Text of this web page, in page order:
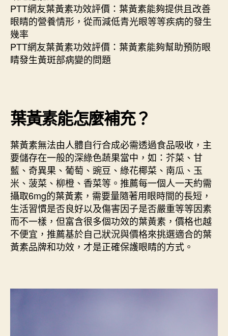
PTT網友葉黃素功效評價：葉黃素能夠提供且改善
眼睛的營養情形，從而減低青光眼等等疾病的發生
幾率
PTT網友葉黃素功效評價：葉黃素能夠幫助預防眼
睛發生黃斑部病變的問題
葉黃素能怎麼補充？
葉黃素無法由人體自行合成必需透過食品吸收，主
要儲存在一般的深綠色蔬果當中，如：芥菜、甘
藍、奇異果、葡萄、豌豆、綠花椰菜、南瓜、玉
米、菠菜、柳橙、香菜等。推薦每一個人一天約需
攝取6mg的葉黃素，需要量隨著用眼時間的長短，
生活習慣是否良好以及傷害因子是否嚴重等等因素
而不一樣，但富含很多個功效的葉黃素，價格也越
不便宜，推薦基於自己狀況與價格來挑選適合的葉
黃素品牌和功效，才是正確保護眼睛的方式。